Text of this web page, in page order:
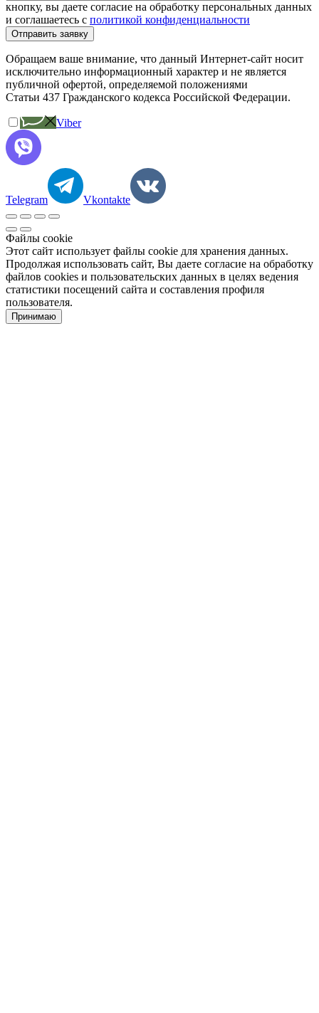
кнопку, вы даете согласие на обработку персональных данных
и соглашаетесь c политикой конфиденциальности
Обращаем ваше внимание, что данный Интернет-сайт носит
исключительно информационный характер и не является
публичной офертой, определяемой положениями
Статьи 437 Гражданского кодекса Российской Федерации.
Viber
Telegram Vkontakte
Файлы cookie
Этот сайт использует файлы cookie для хранения данных.
Продолжая использовать сайт, Вы даете согласие на обработку
файлов cookies и пользовательских данных в целях ведения
статистики посещений сайта и составления профиля
пользователя.
Принимаю